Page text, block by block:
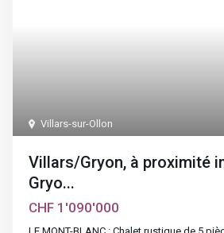
Villars-sur-Ollon
Villars/Gryon, à proximité
Gryo...
CHF 1'090'000